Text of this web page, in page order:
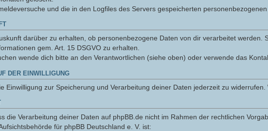
und die in den Logfiles des Servers gespeicherten
darüber zu erhalten, ob personenbezogene Daten von dir verarbeitet
gem. Art. 15 DSGVO zu erhalten.
wende dich bitte an den Verantwortlichen (siehe oben) oder verwende das
DER EINWILLIGUNG
Einwilligung zur Speicherung und Verarbeitung deiner Daten jederzeit zu
die Verarbeitung deiner Daten auf phpBB.de nicht im Rahmen der rechtlichen
für phpBB Deutschland e. V. ist: